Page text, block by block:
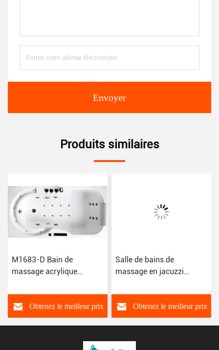
Envoyer
Produits similaires
M1683-D Bain de
massage acrylique
décoloration sans alcalis
Obtenez le meilleur prix
Salle de bains de
massage en jacuzzi
au décoloration
Obtenez le meilleur prix